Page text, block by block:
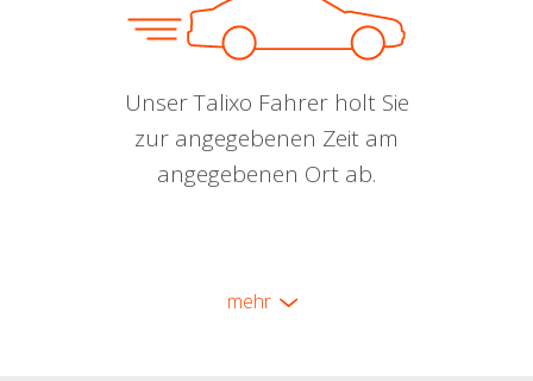
Unser Talixo Fahrer holt Sie
zur angegebenen Zeit am
angegebenen Ort ab.
mehr